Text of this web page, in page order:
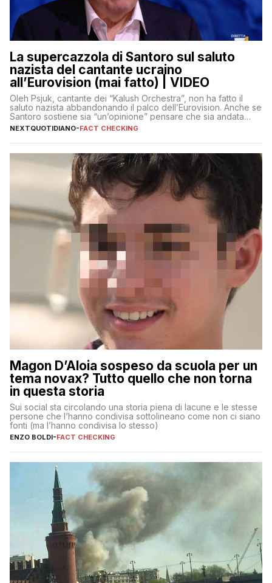
La supercazzola di Santoro sul saluto
nazista del cantante ucraino
all’Eurovision (mai fatto) | VIDEO
Oleh Psjuk, cantante dei “Kalush Orchestra”, non ha fatto il
saluto nazista abbandonando il palco dell’Eurovision. Anche se
Santoro sostiene sia “un’opinione” pensare che sia andata
così
NEXTQUOTIDIANO-FACT CHECKING
Magon D’Aloia sospeso da scuola per un
tema novax? Tutto quello che non torna
in questa storia
Sui social sta circolando una storia piena di lacune e le stesse
persone che l’hanno condivisa sottolineano come non ci siano
fonti (ma l’hanno condivisa lo stesso)
ENZO BOLDI-FACT CHECKING